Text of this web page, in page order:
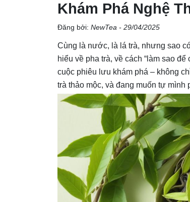
Khám Phá Nghệ
Đăng bởi: NewTea - 29/04/2025
Cùng là nước, là lá trà, nhưng sao
hiểu về pha trà, về cách “làm sao
cuộc phiêu lưu khám phá – không
trà thảo mộc, và đang muốn tự